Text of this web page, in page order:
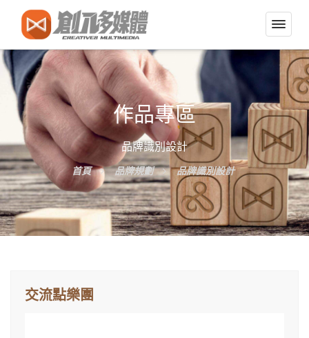
切
換
導
選
單
作品專區
品牌識別設計
首頁 品牌規劃 品牌識別設計
交流點樂團